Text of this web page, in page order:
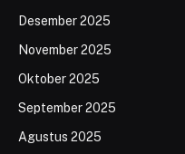
Desember 2025
November 2025
Oktober 2025
September 2025
Agustus 2025